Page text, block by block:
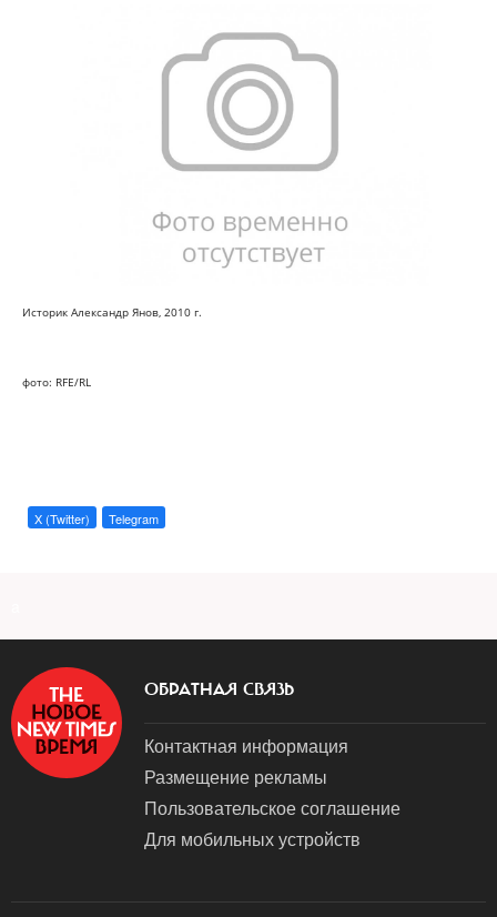
Историк Александр Янов, 2010 г.
фото: RFE/RL
X (Twitter) Telegram
ОБРАТНАЯ СВЯЗЬ
Контактная информация
Размещение рекламы
Пользовательское соглашение
Для мобильных устройств